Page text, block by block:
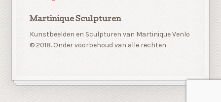
Martinique Sculpturen
Kunstbeelden en Sculpturen van Martinique Venlo
© 2018. Onder voorbehoud van alle rechten